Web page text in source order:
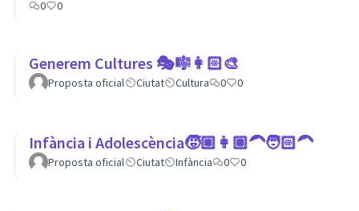
0
0
Generem Cultures 🎭🎼👩🏻‍🎨
Proposta oficial Ciutat Cultura 0 0
Infància i Adolescència🧒🏼👩🏽‍🦱🧑🏻‍🦱
Proposta oficial Ciutat Infància 0 0